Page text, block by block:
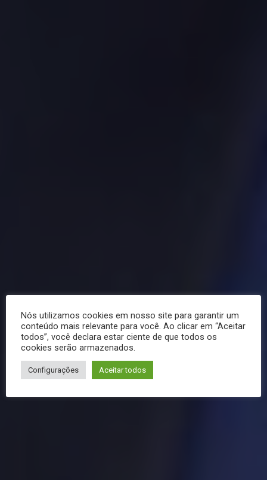
Nós utilizamos cookies em nosso site para garantir um
conteúdo mais relevante para você. Ao clicar em “Aceitar
todos”, você declara estar ciente de que todos os
cookies serão armazenados.
Configurações Aceitar todos